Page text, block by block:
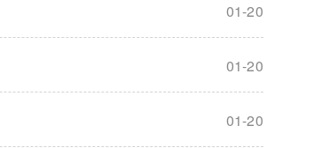
01-20
01-20
01-20